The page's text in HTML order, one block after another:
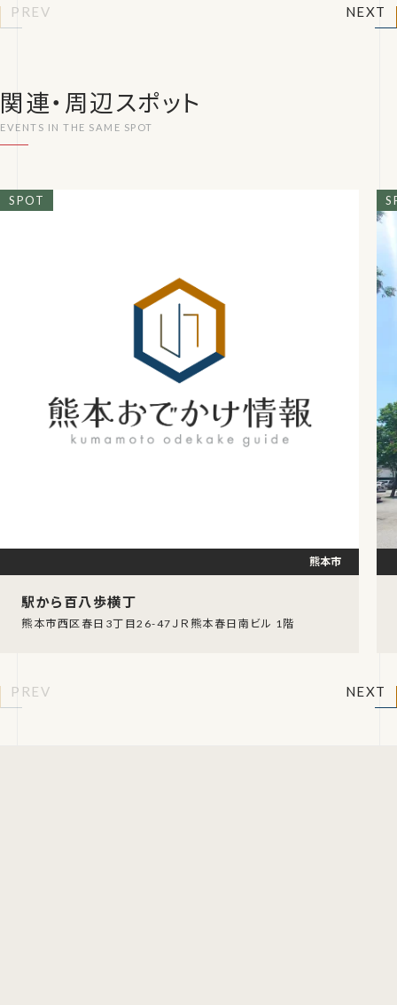
PREV NEXT
関連・周辺スポット
駅から百八歩横丁
熊本市西区春日3丁目26-47ＪＲ熊本春日南ビル 1階
熊本市
PREV NEXT